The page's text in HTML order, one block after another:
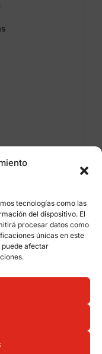
tecnologías como las
del dispositivo. El
procesar datos como
únicas en este
afectar